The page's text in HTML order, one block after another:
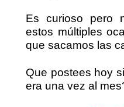
Es curioso pero
estos múltiples
que sacamos las
Que postees hoy
era una vez al